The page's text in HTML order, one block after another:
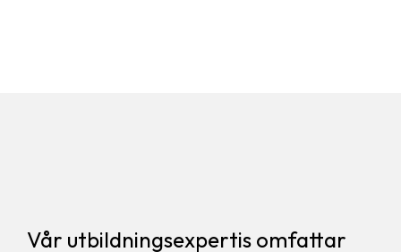
Vår utbildningsexpertis omfattar